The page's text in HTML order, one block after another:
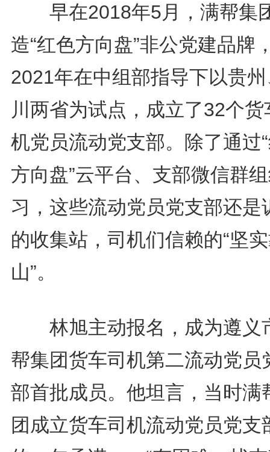
早在2018年5月，满帮集
造“红色方向盘”非公党建品牌
2021年在中组部指导下以贵
川两省为试点，成立了32个货
机党员流动党支部。除了通过
方向盘”云平台、支部微信群
习，这些流动党员党支部还是
的收集站，司机们信赖的“坚
山”。
林旭主动报名，成为遵义
帮集团货车司机第二流动党员
部首批成员。他坦言，当时满
团成立货车司机流动党员党支